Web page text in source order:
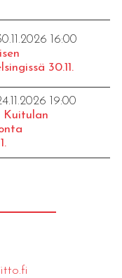
16:00
30.11.
19:00
Kuitulan